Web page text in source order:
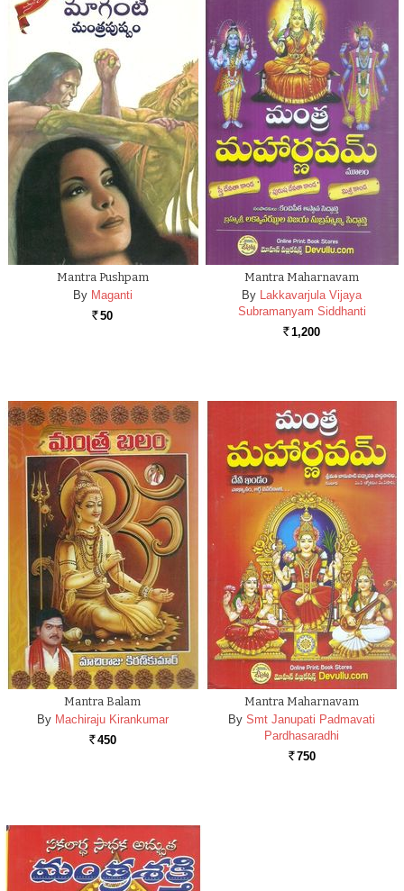
Mantra Pushpam
By Maganti
Rs. 50
Mantra Maharnavam
By Lakkavarjula Vijaya
Subramanyam Siddhanti
Rs. 1,200
Mantra Balam
By Machiraju Kirankumar
Rs. 450
Mantra Maharnavam
By Smt Janupati Padmavati
Pardhasaradhi
Rs. 750